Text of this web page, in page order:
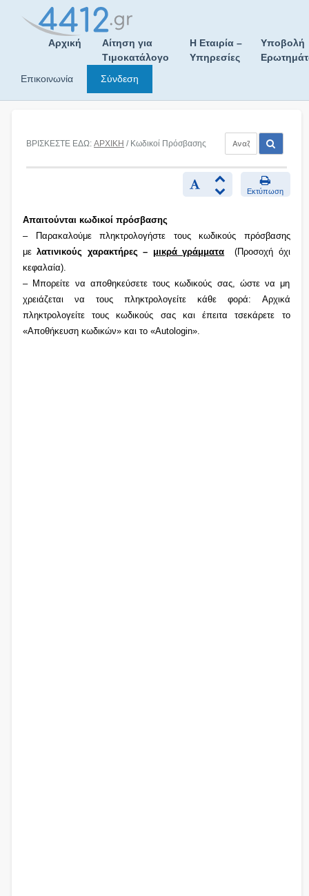
Αρχική
Αίτηση για
Τιμοκατάλογο
Η Εταιρία –
Υπηρεσίες
Υποβολή
Επικοινωνία
Σύνδεση
ΒΡΙΣΚΕΣΤΕ ΕΔΩ: ΑΡΧΙΚΗ / Κωδικοί Πρόσβασης
Εκτύπωση
Απαιτούνται κωδικοί πρόσβασης
– Παρακαλούμε πληκτρολογήστε τους κωδικούς πρόσβασης
μελατινικούς χαρακτήρες – μικρά γράμματα (Προσοχή όχι
κεφαλαία).
– Μπορείτε να αποθηκεύσετε τους κωδικούς σας, ώστε να μη
χρειάζεται να τους πληκτρολογείτε κάθε φορά: Αρχικά
πληκτρολογείτε τους κωδικούς σας και έπειτα τσεκάρετε το
«Αποθήκευση κωδικών» και το «Autologin».